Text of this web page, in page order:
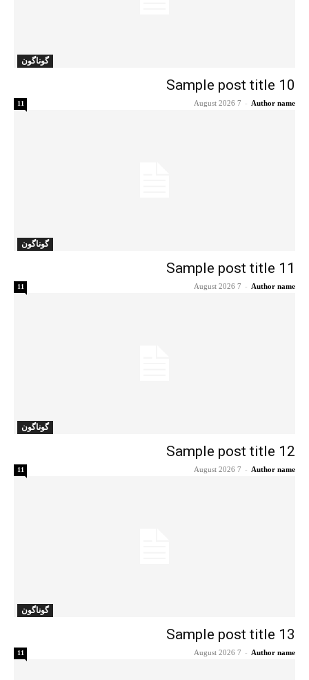
گوناگون
Sample post title 10
Author name
-
7 August 2026
11
گوناگون
Sample post title 11
Author name
-
7 August 2026
11
گوناگون
Sample post title 12
Author name
-
7 August 2026
11
گوناگون
Sample post title 13
Author name
-
7 August 2026
11